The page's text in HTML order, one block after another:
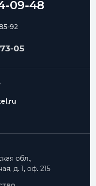
92
05
обл.,
д. 1, оф. 215